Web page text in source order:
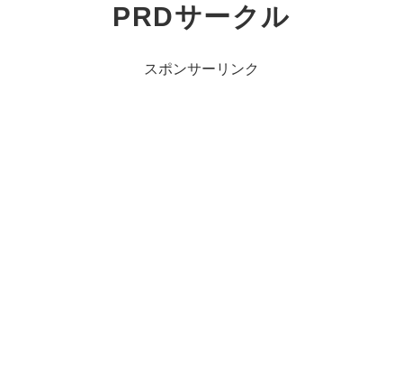
PRDサークル
スポンサーリンク